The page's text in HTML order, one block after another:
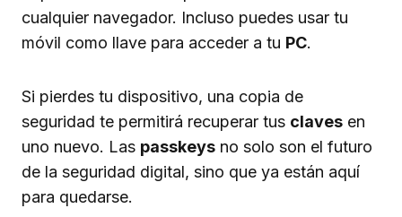
cualquier navegador. Incluso puedes usar tu
móvil como llave para acceder a tu PC.
Si pierdes tu dispositivo, una copia de
seguridad te permitirá recuperar tus claves en
uno nuevo. Las passkeys no solo son el futuro
de la seguridad digital, sino que ya están aquí
para quedarse.